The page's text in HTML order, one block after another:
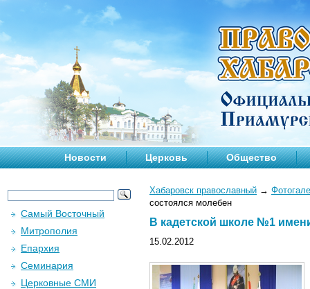
Новости Церковь Общество
Хабаровск православный →
состоялся молебен
В кадетской школе №1
15.02.2012
Самый Восточный
Митрополия
Епархия
Семинария
Церковные СМИ